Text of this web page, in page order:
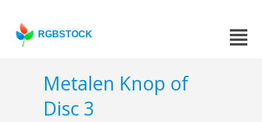
RGBSTOCK
Metalen Knop of
Disc 3